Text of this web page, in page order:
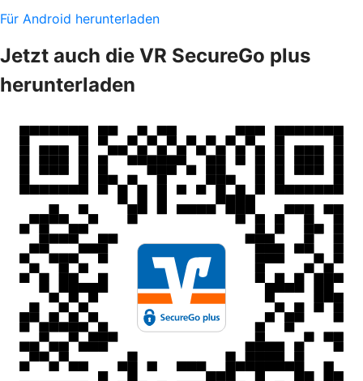
Für Android herunterladen
Jetzt auch die VR SecureGo plus
herunterladen